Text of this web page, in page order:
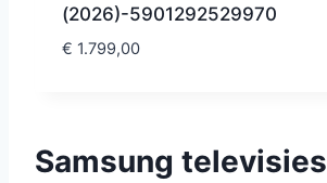
(2026)-5901292529970
€ 1.799,00
Samsung televisies